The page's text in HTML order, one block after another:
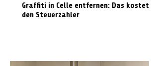
Graffiti in Celle entfernen: Das kostet es
den Steuerzahler